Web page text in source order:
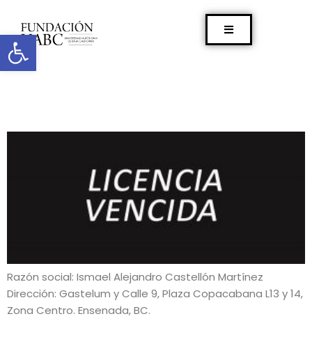
Abrir barra de herramientas
Razón social: Ismael Alejandro Castellón Martínez
Dirección: Gastelum y Calle 9, Plaza Copacabana L13 y 14,
Zona Centro. Ensenada, BC.